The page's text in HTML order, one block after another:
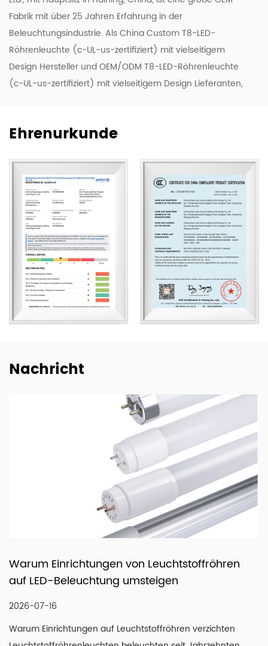
Fabrik mit über 25 Jahren Erfahrung in der
Beleuchtungsindustrie. Als China CustomT8-LED-
Röhrenleuchte (c-UL-us-zertifiziert) mit vielseitigem
Design Hersteller und OEM/ODM T8-LED-Röhrenleuchte
(c-UL-us-zertifiziert) mit vielseitigem Design Lieferanten,
Effizienz und Qualität. Um unsere ODM- und OEM-
unsere Forschungs- und Entwicklungs- sowie
Produktionslinien und bringen eine Reihe neuer Designs
auf den Markt, darunter LED-Leuchten, -Röhren und -
Glühbirnen.
Unser Unternehmen verfügt über 50.000 m² Werkstätten,
Lagerhallen und Büroflächen. Wir beschäftigen 500
Facharbeiter und Beleuchtungsexperten, die 20
professionelle Produktionslinien und wichtige
Unternehmensfunktionen bedienen. Unser Vertriebsteam
besteht aus 20 Vertretern und unsere Exporte erstrecken
dankbar für jede etablierte, für beide Seiten vorteilhafte
langfristige Partnerschaften mit wichtigen chinesischen
Beleuchtungsmarken wie NVC, Yankon, TCL und Midea.
Um der wachsenden Nachfrage nach E-Trading gerecht
zu werden, beschreiten wir den Weg ins E-Commerce-
Zeitalter und bieten über die Alibaba-Plattform leicht
zugängliche, rund um die Uhr verfügbare Online-
Handelsdienste an. Gemeinsam mit unseren erfahrenen
Mitarbeitern in den Bereichen Technologie, Einkauf,
Forschung und Entwicklung, Qualitätssicherung,
führenden LED-Beleuchtungsexporteure Chinas
etablieren und bis 2024 einen Umsatz von 45 Millionen
US-Dollar erzielen.
hochwertige Fertigung zu gestalten“, sind wir stolz darauf,
Ehrenurkunde
Nachricht
So wählen Sie zwischen LED-
Unterschrankleuchten und LED-
2026-07-09